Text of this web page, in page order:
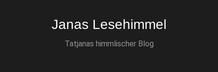
Janas Lesehimmel
Tatjanas himmlischer Blog